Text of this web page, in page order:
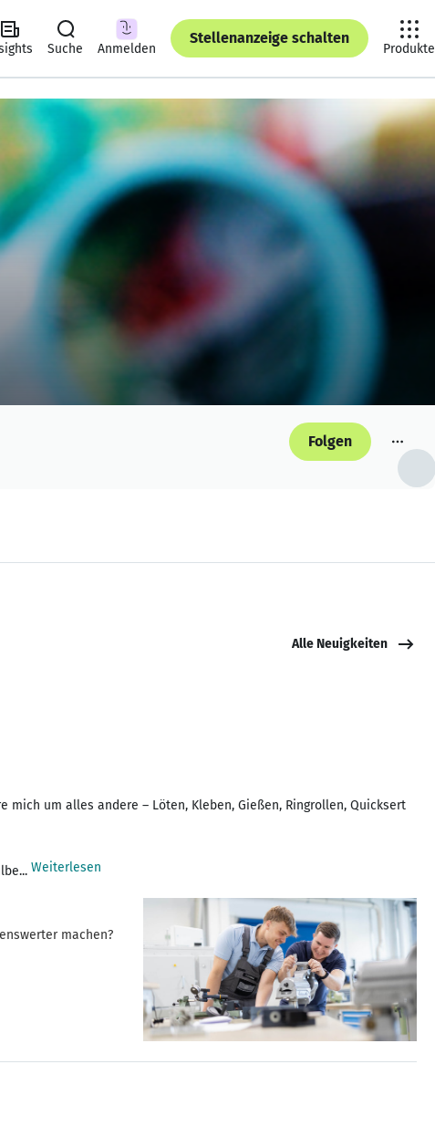
Suche Anmelden
Stellenanzeige schalten
Produkte
Folgen
Alle Neuigkeiten
mich um alles andere – Löten, Kleben, Gießen, Ringrollen, Quicksert
Weiterlesen
machen?